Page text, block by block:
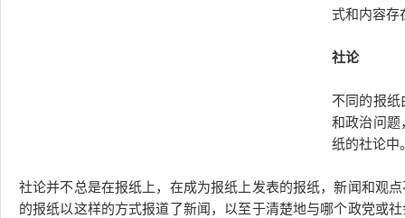
式和内容存
社论
不同的报纸
和政治问题
纸的社论中
社论并不总是在报纸上，在成为报纸上发表的报纸，新闻和观
的报纸以这样的方式报道了新闻，以至于清楚地与哪个政党或